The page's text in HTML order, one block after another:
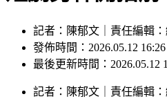
記者：陳郁文｜責任編輯：
發佈時間：2026.05.12 16:26
最後更新時間：2026.05.12
記者 ： 陳郁文 責任編輯 ：